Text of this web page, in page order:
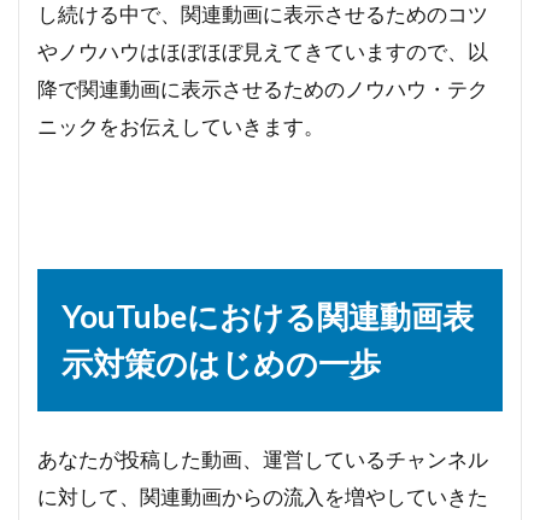
し続ける中で、関連動画に表示させるためのコツ
やノウハウはほぼほぼ見えてきていますので、以
降で関連動画に表示させるためのノウハウ・テク
ニックをお伝えしていきます。
YouTubeにおける関連動画表
示対策のはじめの一歩
あなたが投稿した動画、運営しているチャンネル
に対して、関連動画からの流入を増やしていきた